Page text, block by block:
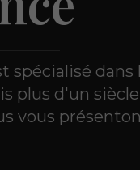
spécialisé dans
plus d'un
vous